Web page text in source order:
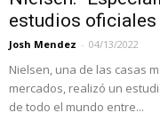
estudios oficiales
Josh Mendez - 04/13/2022
Nielsen, una de las casas
mercados, realizó un
de todo el mundo entre...